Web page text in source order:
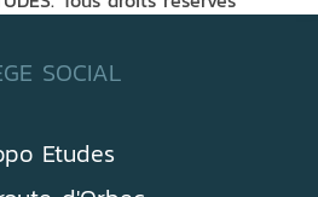
SOCIAL
Etudes